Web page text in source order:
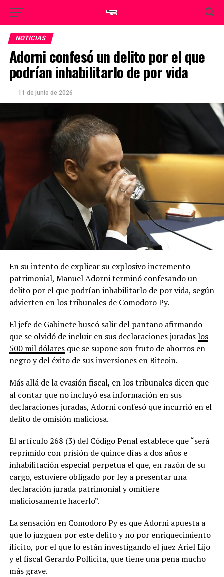
NOTICIAS
Adorni confesó un delito por el que
podrían inhabilitarlo de por vida
11 de junio de 2026
En su intento de explicar su explosivo incremento
patrimonial, Manuel Adorni terminó confesando un
delito por el que podrían inhabilitarlo de por vida, según
advierten en los tribunales de Comodoro Py.
El jefe de Gabinete buscó salir del pantano afirmando
que se olvidó de incluir en sus declaraciones juradaslos
500 mil dólaresque se supone son fruto de ahorros en
negro y del éxito de sus inversiones en Bitcoin.
Más allá de la evasión fiscal, en los tribunales dicen que
al contar que no incluyó esa información en sus
declaraciones juradas, Adorni confesó que incurrió en el
delito de omisión maliciosa.
El artículo 268 (3) del Código Penal establece que “será
reprimido con prisión de quince días a dos años e
inhabilitación especial perpetua el que, en razón de su
cargo, estuviere obligado por ley a presentar una
declaración jurada patrimonial y omitiere
maliciosamente hacerlo”.
La sensación en Comodoro Py es que Adorni apuesta a
que lo juzguen por este delito y no por enriquecimiento
ilícito, por el que lo están investigando el juez Ariel Lijo
y el fiscal Gerardo Pollicita, que tiene una pena mucho
más grave.